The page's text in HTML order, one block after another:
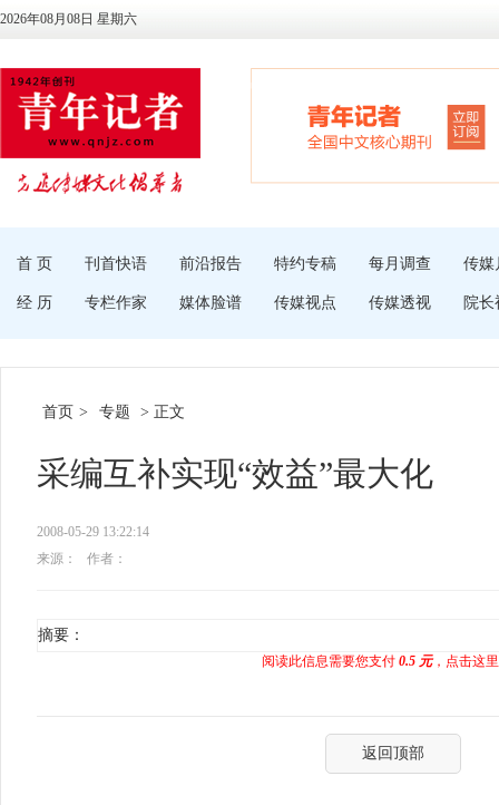
2026年08月08日 星期六
首 页 刊首快语 前沿报告 特约专稿 每月调查 传媒
经 历 专栏作家 媒体脸谱 传媒视点 传媒透视 院长
首页 > 专题 > 正文
采编互补实现“效益”最大化
2008-05-29 13:22:14
来源：
作者：
摘要：
阅读此信息需要您支付 0.5 元，点击这
返回顶部